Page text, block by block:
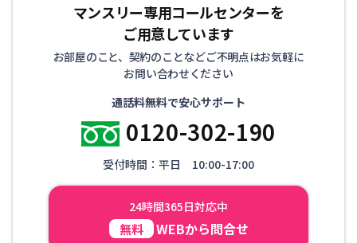
マンスリー専用コールセンターを
ご用意しています
お部屋のこと、契約のことなどご不明点はお気軽に
お問い合わせください
通話料無料で安心サポート
0120-302-190
受付時間：平日 10:00-17:00
24時間365日対応中
無料 WEBから問合せ